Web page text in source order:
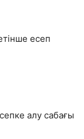
есеп
алу сабағы